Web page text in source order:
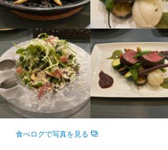
食べログで写真を見る
身に付くスキル
盛り付け技術 ワインの知識 肉の知
サービスマナー
出店開業ノウハウ 店舗運営
メ
仕入れ・食材の目利き
応募資格
必須スキル・経験
飲食店での調理経験